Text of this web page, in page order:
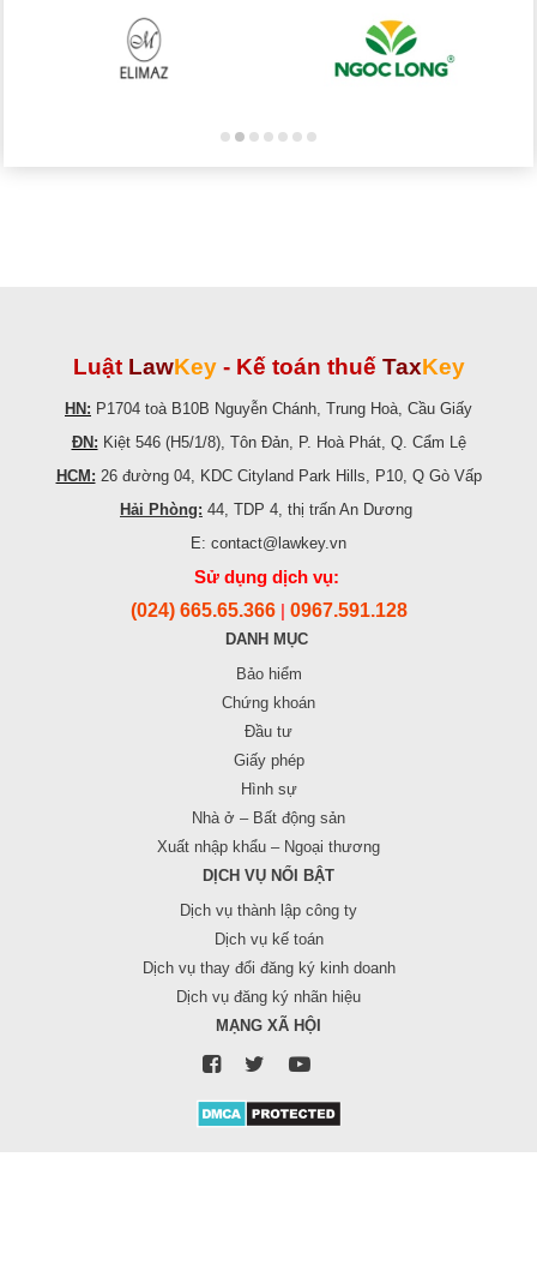
Luật LawKey - Kế toán thuế TaxKey
HN: P1704 toà B10B Nguyễn Chánh, Trung Hoà, Cầu Giấy
ĐN: Kiệt 546 (H5/1/8), Tôn Đản, P. Hoà Phát, Q. Cẩm Lệ
HCM: 26 đường 04, KDC Cityland Park Hills, P10, Q Gò Vấp
Hải Phòng: 44, TDP 4, thị trấn An Dương
E: contact@lawkey.vn
Sử dụng dịch vụ:
(024) 665.65.366 0967.591.128
DANH MỤC
Bảo hiểm
Chứng khoán
Đầu tư
Giấy phép
Hình sự
Nhà ở – Bất động sản
Xuất nhập khẩu – Ngoại thương
DỊCH VỤ NỔI BẬT
Dịch vụ thành lập công ty
Dịch vụ kế toán
Dịch vụ thay đổi đăng ký kinh doanh
Dịch vụ đăng ký nhãn hiệu
MẠNG XÃ HỘI